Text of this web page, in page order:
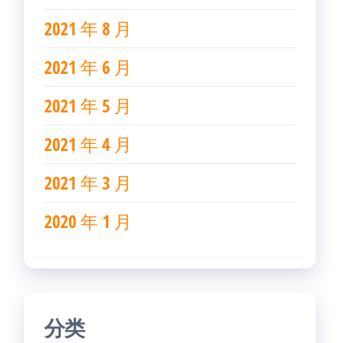
2021 年 8 月
2021 年 6 月
2021 年 5 月
2021 年 4 月
2021 年 3 月
2020 年 1 月
分类